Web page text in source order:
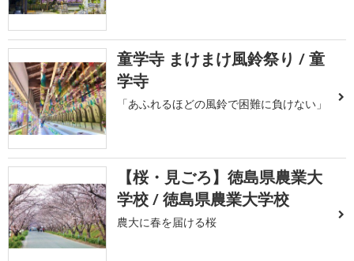
童学寺 まけまけ風鈴祭り / 童
学寺
「あふれるほどの風鈴で困難に負けない」
【桜・見ごろ】徳島県農業大
学校 / 徳島県農業大学校
農大に春を届ける桜